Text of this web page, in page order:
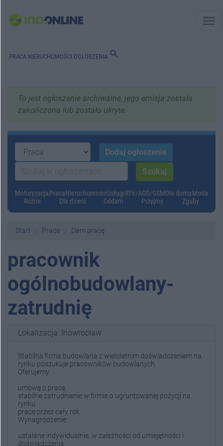
menu
PRACA NIERUCHOMOŚCI OGŁOSZENIA search
To jest ogłoszenie archiwalne, jego emisja została
zakończona lub zostało ukryte.
MotoryzacjaPracaNieruchomościUsługiRTV/AGD/GSMDla domuModa
Różne
Dla dzieci Oddam Przyjmę Zguby
Start Praca Dam pracę
pracownik
ogólnobudowlany-
zatrudnię
Lokalizacja: Inowrocław
Stabilna firma budowlana z wieloletnim doświadczeniem na
rynku poszukuje pracowników budowlanych
Oferujemy:
umowę o pracę
stabilne zatrudnienie w firmie o ugruntowanej pozycji na
rynku
pracę przez cały rok
Wynagrodzenie:
ustalane indywidualnie, w zależności od umiejętności i
doświadczenia